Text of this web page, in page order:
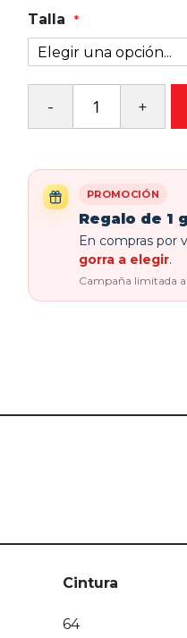
Talla
PROMOCIÓN
Regalo de 1
En compras por
gorra a elegir.
Campaña limitada
Cintura
64